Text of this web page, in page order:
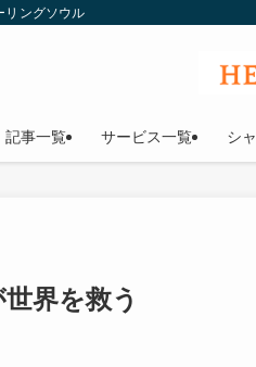
リングソウル
記事一覧 サービス一覧 シ
界を救う